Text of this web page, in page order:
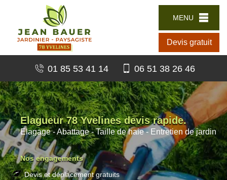
MENU
Devis gratuit
01 85 53 41 14 06 51 38 26 46
Elagueur 78 Yvelines devis rapide.
Elagage - Abattage - Taille de haie - Entretien de jardin
Nos engagements
Devis et déplacement gratuits